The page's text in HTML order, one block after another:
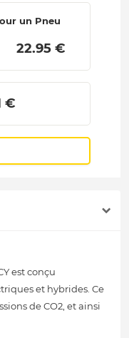
un Pneu
22.95 €
€
est conçu
et hybrides. Ce
de CO2, et ainsi